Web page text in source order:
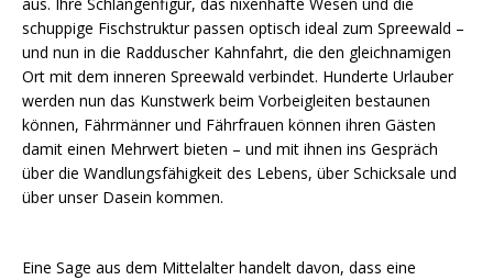
aus. Ihre Schlangenfigur, das nixenhafte Wesen und die
schuppige Fischstruktur passen optisch ideal zum Spreewald –
und nun in die Radduscher Kahnfahrt, die den gleichnamigen
Ort mit dem inneren Spreewald verbindet. Hunderte Urlauber
werden nun das Kunstwerk beim Vorbeigleiten bestaunen
können, Fährmänner und Fährfrauen können ihren Gästen
damit einen Mehrwert bieten – und mit ihnen ins Gespräch
über die Wandlungsfähigkeit des Lebens, über Schicksale und
über unser Dasein kommen.
Eine Sage aus dem Mittelalter handelt davon, dass eine